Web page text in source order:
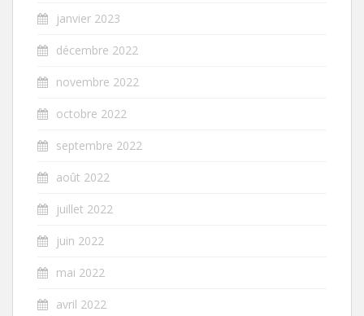
janvier 2023
décembre 2022
novembre 2022
octobre 2022
septembre 2022
août 2022
juillet 2022
juin 2022
mai 2022
avril 2022